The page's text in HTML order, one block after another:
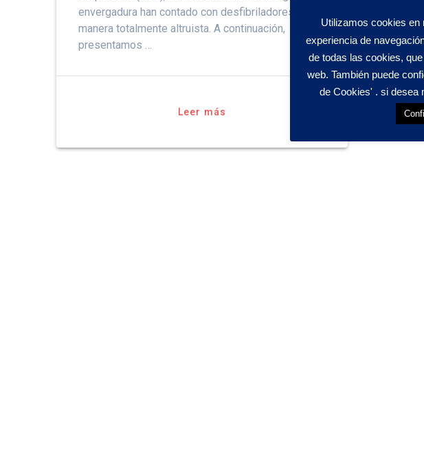
envergadura han contado con desfibriladores de
manera totalmente altruista. A continuación,
presentamos …
Leer más
Utilizamos cookies en
experiencia de
de todas las cookies,
web. También puede
de Cookies' . si desea